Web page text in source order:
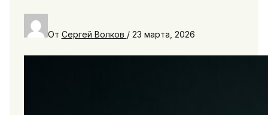
От Сергей Волков / 23 марта, 2026